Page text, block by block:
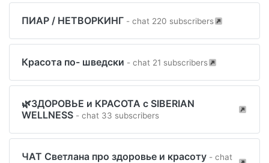
ПИАР / НЕТВОРКИНГ - chat 220 subscribers
Красота по- шведски - chat 21 subscribers
🌿ЗДОРОВЬЕ и КРАСОТА с SIBERIAN
WELLNESS - chat 33 subscribers
ЧАТ Светлана про здоровье и красоту - chat